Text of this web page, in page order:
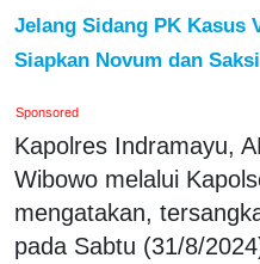
Jelang Sidang PK Kasus
Siapkan Novum dan Saksi
Sponsored
Kapolres Indramayu,
Wibowo melalui
mengatakan,
pada Sabtu (31/8/